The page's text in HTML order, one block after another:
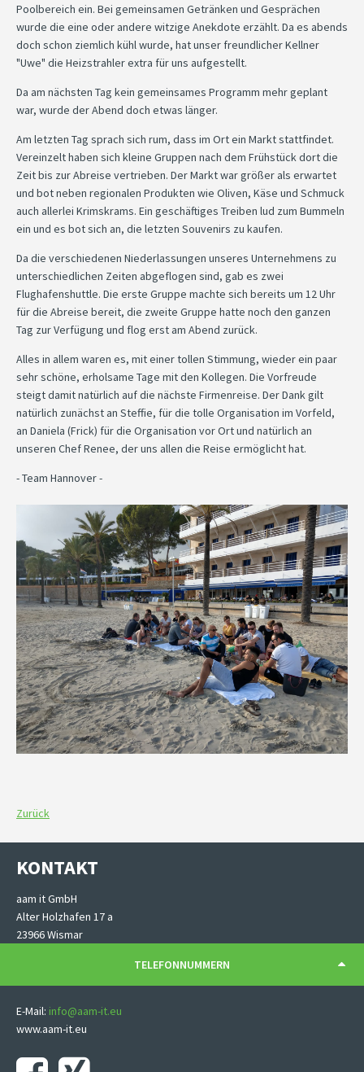
Poolbereich ein. Bei gemeinsamen Getränken und Gesprächen
wurde die eine oder andere witzige Anekdote erzählt. Da es abends
doch schon ziemlich kühl wurde, hat unser freundlicher Kellner
"Uwe" die Heizstrahler extra für uns aufgestellt.
Da am nächsten Tag kein gemeinsames Programm mehr geplant
war, wurde der Abend doch etwas länger.
Am letzten Tag sprach sich rum, dass im Ort ein Markt stattfindet.
Vereinzelt haben sich kleine Gruppen nach dem Frühstück dort die
Zeit bis zur Abreise vertrieben. Der Markt war größer als erwartet
und bot neben regionalen Produkten wie Oliven, Käse und Schmuck
auch allerlei Krimskrams. Ein geschäftiges Treiben lud zum Bummeln
ein und es bot sich an, die letzten Souvenirs zu kaufen.
Da die verschiedenen Niederlassungen unseres Unternehmens zu
unterschiedlichen Zeiten abgeflogen sind, gab es zwei
Flughafenshuttle. Die erste Gruppe machte sich bereits um 12 Uhr
für die Abreise bereit, die zweite Gruppe hatte noch den ganzen
Tag zur Verfügung und flog erst am Abend zurück.
Alles in allem waren es, mit einer tollen Stimmung, wieder ein paar
sehr schöne, erholsame Tage mit den Kollegen. Die Vorfreude
steigt damit natürlich auf die nächste Firmenreise. Der Dank gilt
natürlich zunächst an Steffie, für die tolle Organisation im Vorfeld,
an Daniela (Frick) für die Organisation vor Ort und natürlich an
unseren Chef Renee, der uns allen die Reise ermöglicht hat.
- Team Hannover -
Zurück
KONTAKT
aam it GmbH
Alter Holzhafen 17 a
23966 Wismar
TELEFONNUMMERN
E-Mail: info@aam-it.eu
www.aam-it.eu